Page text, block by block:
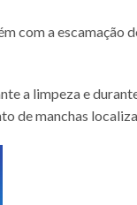
com a escamação
a limpeza e
de manchas